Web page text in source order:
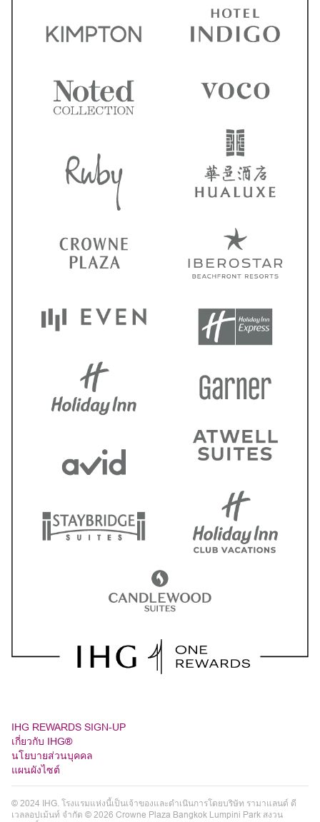
IHG REWARDS SIGN-UP
เกี่ยวกับ IHG®
นโยบายส่วนบุคคล
แผนผังไซต์
© 2024 IHG. โรงแรมแห่งนี้เป็นเจ้าของและดำเนินการโดยบริษัท รามาแลนด์ ดี
เวลลอปเม้นท์ จำกัด © 2026 Crowne Plaza Bangkok Lumpini Park สงวน